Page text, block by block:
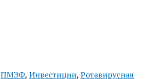
ПМЭФ, Инвестиции, Ротавирусная